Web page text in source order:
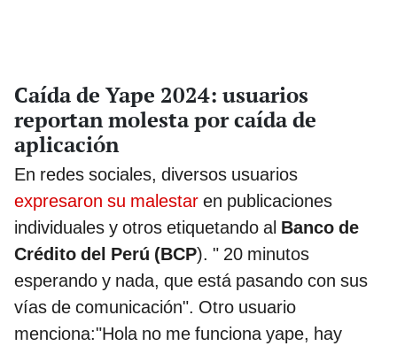
Caída de Yape 2024: usuarios
reportan molesta por caída de
aplicación
En redes sociales, diversos usuarios
expresaron su malestar en publicaciones
individuales y otros etiquetando al Banco de
Crédito del Perú (BCP). " 20 minutos
esperando y nada, que está pasando con sus
vías de comunicación". Otro usuario
menciona:"Hola no me funciona yape, hay